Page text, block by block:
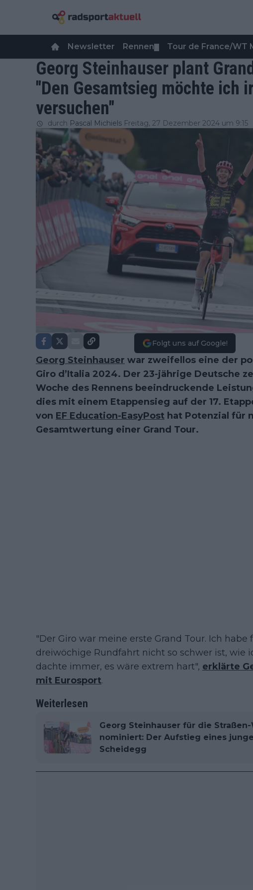
Newsletter Rennen Tour de France/WT
Georg Steinhauser plant
"Den Gesamtsieg möchte ich
versuchen"
durch Pascal Michiels Freitag, 27 Dezember 2024 um 9:15
Folgt uns auf Google!
Georg Steinhauser war zweifellos eine der
Giro d’Italia 2024. Der 23-jährige Deutsche
Woche des Rennens beeindruckende
dies mit einem Etappensieg auf der 17.
von EF Education-EasyPost hat Potenzial für
Gesamtwertung einer Grand Tour.
"Der Giro war meine erste Grand Tour. Ich habe
dreiwöchige Rundfahrt nicht so schwer ist, wie
dachte immer, es wäre extrem hart", erklärte
mit Eurosport.
Weiterlesen
Georg Steinhauser für die
nominiert: Der Aufstieg eines
Scheidegg